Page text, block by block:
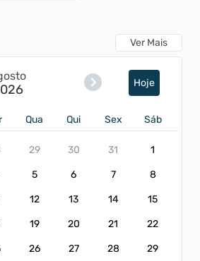
Ver Mais
Hoje
Qua Qui Sex Sáb
29 30 31 1
5 6 7 8
12 13 14 15
19 20 21 22
26 27 28 29